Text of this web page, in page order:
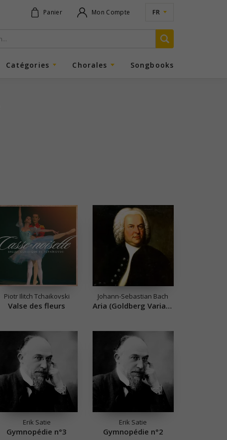
Panier Mon Compte FR
Catégories Chorales Songbooks
Piotr Ilitch Tchaikovski
Valse des fleurs
Johann-Sebastian Bach
Aria (Goldberg Variations)
Erik Satie
Gymnopédie n°3
Erik Satie
Gymnopédie n°2